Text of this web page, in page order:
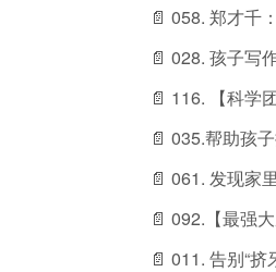
📄 058. 郑才
📄 028. 孩子写
📄 116. 【科学
📄 035.帮助孩
📄 061. 发现家
📄 092.【最强
📄 011. 告别“